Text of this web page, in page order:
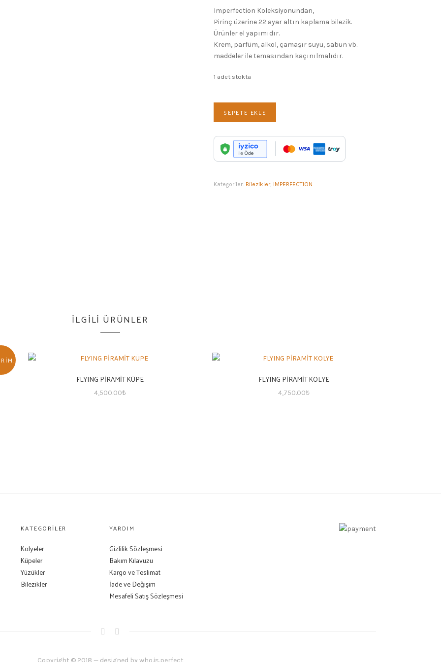
5,950.00₺.fiyat:
5,000.00₺.
Imperfection Koleksiyonundan,
Pirinç üzerine 22 ayar altın kaplama bilezik.
Ürünler el yapımıdır.
Krem, parfüm, alkol, çamaşır suyu, sabun vb.
maddeler ile temasından kaçınılmalıdır.
1 adet stokta
SEPETE EKLE
Kategoriler: Bilezikler, IMPERFECTION
İLGILI ÜRÜNLER
FLYING PİRAMİT KÜPE
4,500.00₺
FLYING PİRAMİT KOLYE
4,750.00₺
KATEGORILER
Kolyeler
Küpeler
Yüzükler
Bilezikler
YARDIM
Gizlilik Sözleşmesi
Bakım Kılavuzu
Kargo ve Teslimat
İade ve Değişim
Mesafeli Satış Sözleşmesi
Copyright © 2018 — designed by who.is.perfect